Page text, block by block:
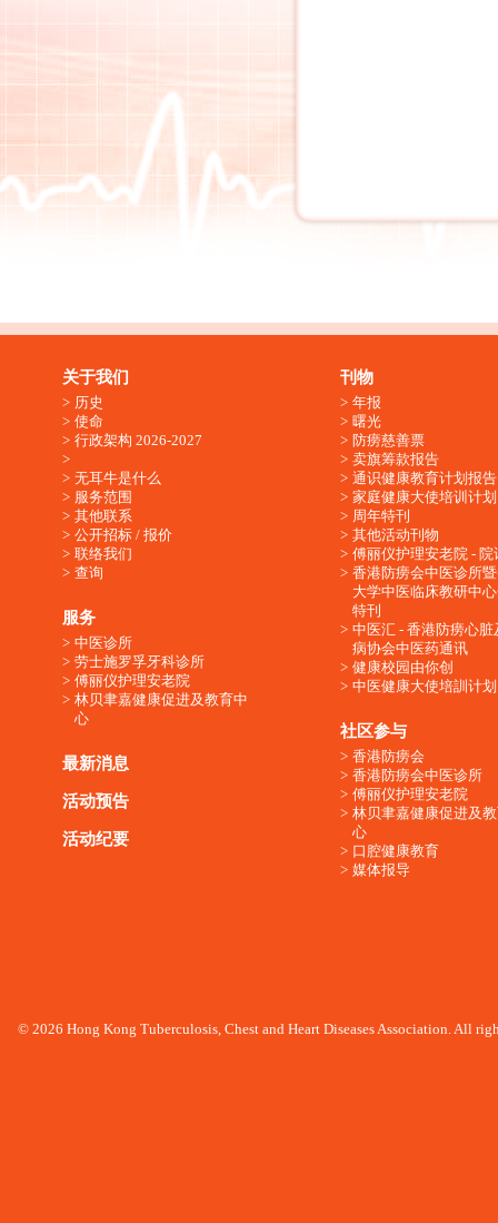
关于我们
历史
使命
行政架构 2026-2027
无耳牛是什么
服务范围
其他联系
公开招标 / 报价
联络我们
查询
服务
中医诊所
劳士施罗孚牙科诊所
傅丽仪护理安老院
林贝聿嘉健康促进及教育中
心
最新消息
活动预告
活动纪要
刊物
年报
曙光
防痨慈善票
卖旗筹款报告
通识健康教育计划报告
家庭健康大使培训计划
周年特刊
其他活动刊物
傅丽仪护理安老院 - 院
香港防痨会中医诊所
大学中医临床教研中
特刊
中医汇 - 香港防痨心脏
病协会中医药通讯
健康校园由你创
中医健康大使培訓计划
社区参与
香港防痨会
香港防痨会中医诊所
傅丽仪护理安老院
林贝聿嘉健康促进及
心
口腔健康教育
媒体报导
© 2026 Hong Kong Tuberculosis, Chest and Heart Diseases Association. All